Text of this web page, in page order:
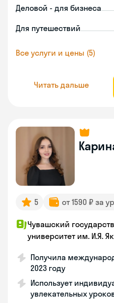
Деловой - для бизнеса
Для путешествий
Все услуги и цены (5)
Читать дальше
5 от 1590 ₽ за
Чувашский
университет им. И.Я.
Получила
2023 году
Использует
увлекательных